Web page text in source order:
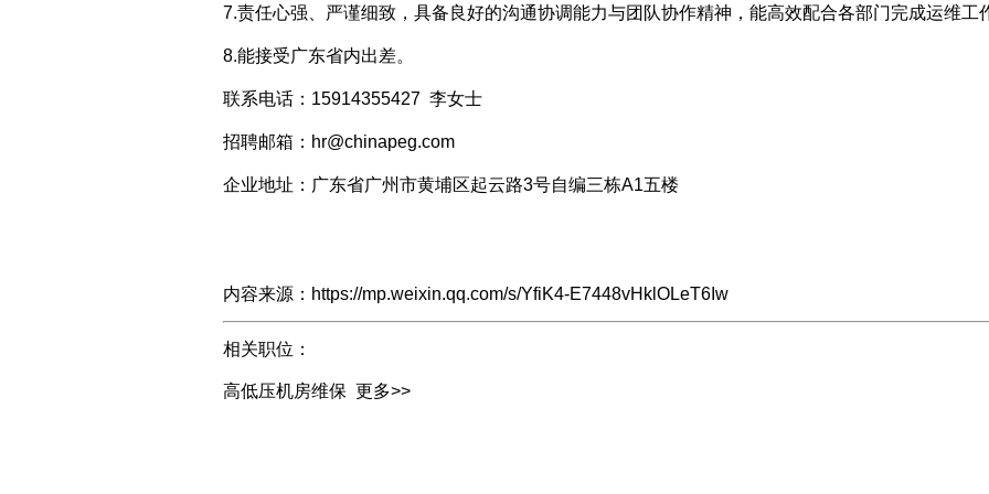
7.责任心强、严谨细致，具备良好的沟通协调能力与团队协作精神，能高效配合各部门完成运维工
8.能接受广东省内出差。
联系电话：15914355427 李女士
招聘邮箱：hr@chinapeg.com
企业地址：广东省广州市黄埔区起云路3号自编三栋A1五楼
内容来源：https://mp.weixin.qq.com/s/YfiK4-E7448vHklOLeT6Iw
相关职位：
高低压机房维保 更多>>